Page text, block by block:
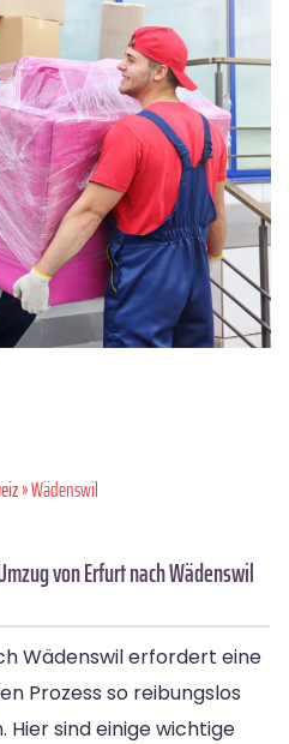
» Wädenswil
von Erfurt nach Wädenswil
Wädenswil erfordert eine
Prozess so reibungslos
Hier sind einige wichtige